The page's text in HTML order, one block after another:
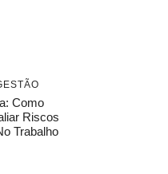
Como
Riscos
Trabalho